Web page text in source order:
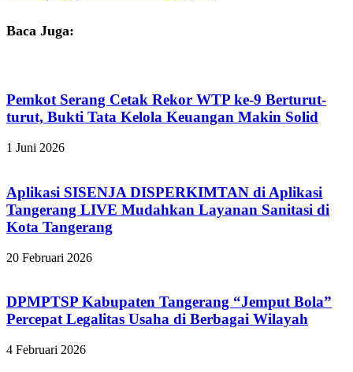
Baca Juga:
Pemkot Serang Cetak Rekor WTP ke-9 Berturut-
turut, Bukti Tata Kelola Keuangan Makin Solid
1 Juni 2026
Aplikasi SISENJA DISPERKIMTAN di Aplikasi
Tangerang LIVE Mudahkan Layanan Sanitasi di
Kota Tangerang
20 Februari 2026
DPMPTSP Kabupaten Tangerang “Jemput Bola”
Percepat Legalitas Usaha di Berbagai Wilayah
4 Februari 2026